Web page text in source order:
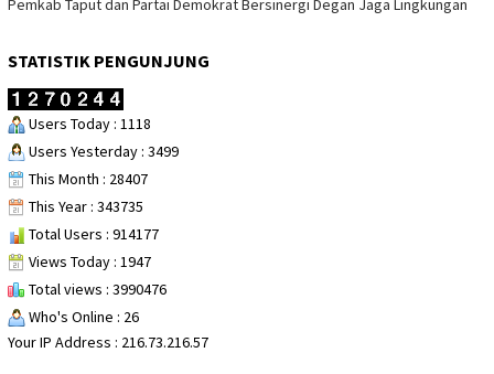
Pemkab Taput dan Partai Demokrat Bersinergi Degan Jaga Lingkungan
STATISTIK PENGUNJUNG
Users Today : 1118
Users Yesterday : 3499
This Month : 28407
This Year : 343735
Total Users : 914177
Views Today : 1947
Total views : 3990476
Who's Online : 26
Your IP Address : 216.73.216.57